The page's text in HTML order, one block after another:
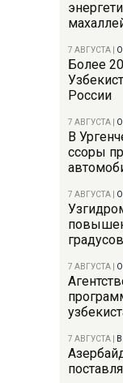
7 АВГУСТА
Более
России
7 АВГУСТА
В
ссоры
7 АВГУСТА
7 АВГУСТА
7 АВГУСТА